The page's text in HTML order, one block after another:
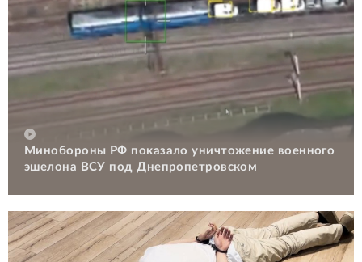
Минобороны РФ показало уничтожение военного
эшелона ВСУ под Днепропетровском